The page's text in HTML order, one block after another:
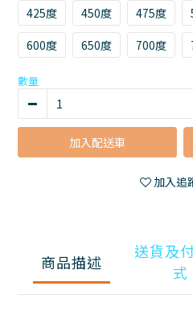
425度
450度 475度
600度
650度 700度
數量
加入配送車
加入追
商品描述
送貨及
式